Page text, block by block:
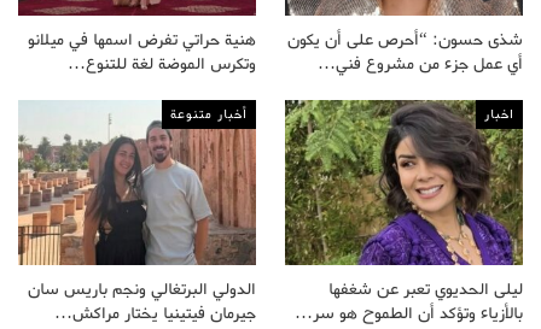
شذى حسون: “أحرص على أن يكون
أي عمل جزء من مشروع فني…
هنية حراتي تفرض اسمها في ميلانو
وتكرس الموضة لغة للتنوع…
اخبار
ليلى الحديوي تعبر عن شغفها
بالأزياء وتؤكد أن الطموح هو سر…
أخبار متنوعة
الدولي البرتغالي ونجم باريس سان
جيرمان فيتينيا يختار مراكش…